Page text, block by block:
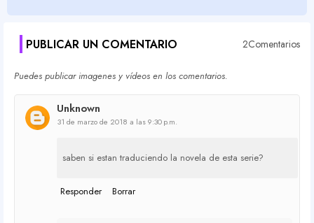
PUBLICAR UN COMENTARIO 2Comentarios
Puedes publicar imagenes y vídeos en los comentarios.
Unknown
31 de marzo de 2018 a las 9:30 p.m.
saben si estan traduciendo la novela de esta serie?
Responder Borrar